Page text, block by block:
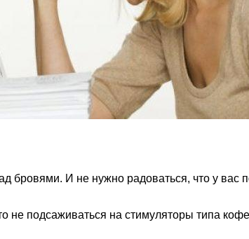
И не нужно радоваться, что у вас
подсаживаться на стимуляторы типа